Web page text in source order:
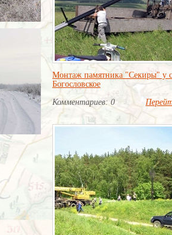
Монтаж памятника "Секиры" у
Богословское
Комментариев: 0